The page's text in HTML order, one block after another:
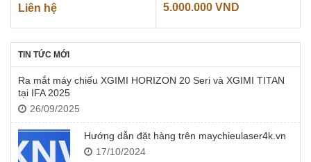
Liên hệ 5.000.000 VND
TIN TỨC MỚI
Ra mắt máy chiếu XGIMI HORIZON 20 Seri và XGIMI TITAN
tại IFA 2025
26/09/2025
Hướng dẫn đặt hàng trên maychieulaser4k.vn
17/10/2024